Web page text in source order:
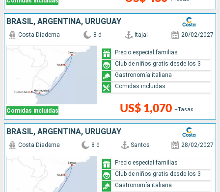
BRASIL, ARGENTINA, URUGUAY
Comidas incluidas
Costa Diadema 8 d Itajai 20/02/2027
US$ 1,070 +Tasas
Precio especial familias
Club de niños gratis desde los 3
Gastronomía italiana
Comidas incluidas
BRASIL, ARGENTINA, URUGUAY
Costa Diadema 8 d Santos 28/02/2027
Precio especial familias
Club de niños gratis desde los 3
Gastronomía italiana